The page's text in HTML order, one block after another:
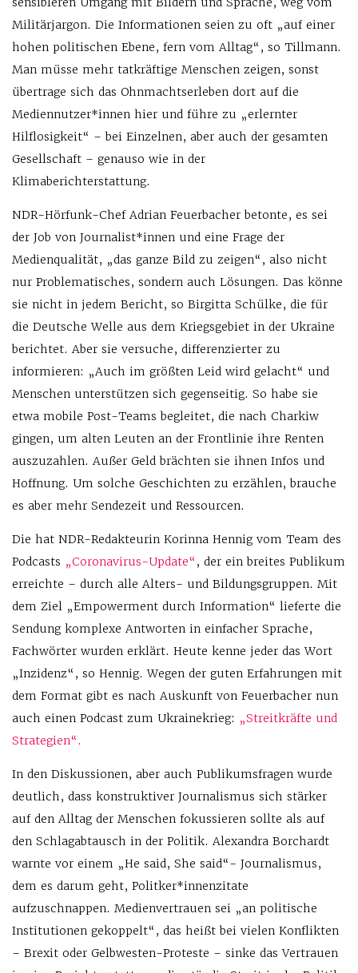
Militärjargon. Die Informationen seien zu oft „auf einer
hohen politischen Ebene, fern vom Alltag“, so Tillmann.
Man müsse mehr tatkräftige Menschen zeigen, sonst
übertrage sich das Ohnmachtserleben dort auf die
Mediennutzer*innen hier und führe zu „erlernter
Hilflosigkeit“ – bei Einzelnen, aber auch der gesamten
Gesellschaft – genauso wie in der
Klimaberichterstattung.
NDR-Hörfunk-Chef Adrian Feuerbacher betonte, es sei
der Job von Journalist*innen und eine Frage der
Medienqualität, „das ganze Bild zu zeigen“, also nicht
nur Problematisches, sondern auch Lösungen. Das könne
sie nicht in jedem Bericht, so Birgitta Schülke, die für
die Deutsche Welle aus dem Kriegsgebiet in der Ukraine
berichtet. Aber sie versuche, differenzierter zu
informieren: „Auch im größten Leid wird gelacht“ und
Menschen unterstützen sich gegenseitig. So habe sie
etwa mobile Post-Teams begleitet, die nach Charkiw
gingen, um alten Leuten an der Frontlinie ihre Renten
auszuzahlen. Außer Geld brächten sie ihnen Infos und
Hoffnung. Um solche Geschichten zu erzählen, brauche
es aber mehr Sendezeit und Ressourcen.
Die hat NDR-Redakteurin Korinna Hennig vom Team des
Podcasts „Coronavirus-Update“ , der ein breites Publikum
erreichte – durch alle Alters- und Bildungsgruppen. Mit
dem Ziel „Empowerment durch Information“ lieferte die
Sendung komplexe Antworten in einfacher Sprache,
Fachwörter wurden erklärt. Heute kenne jeder das Wort
„Inzidenz“, so Hennig. Wegen der guten Erfahrungen mit
dem Format gibt es nach Auskunft von Feuerbacher nun
auch einen Podcast zum Ukrainekrieg: „Streitkräfte und
Strategien“.
In den Diskussionen, aber auch Publikumsfragen wurde
deutlich, dass konstruktiver Journalismus sich stärker
auf den Alltag der Menschen fokussieren sollte als auf
den Schlagabtausch in der Politik. Alexandra Borchardt
warnte vor einem „He said, She said“- Journalismus,
dem es darum geht, Politker*innenzitate
aufzuschnappen. Medienvertrauen sei „an politische
Institutionen gekoppelt“, das heißt bei vielen Konflikten
– Brexit oder Gelbwesten-Proteste – sinke das Vertrauen